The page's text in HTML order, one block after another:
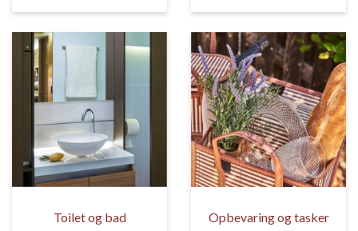
Toilet og bad Opbevaring og tasker